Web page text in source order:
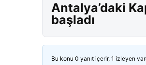
Antalya’daki
başladı
Bu konu 0 yanıt içerir, 1 izleyen